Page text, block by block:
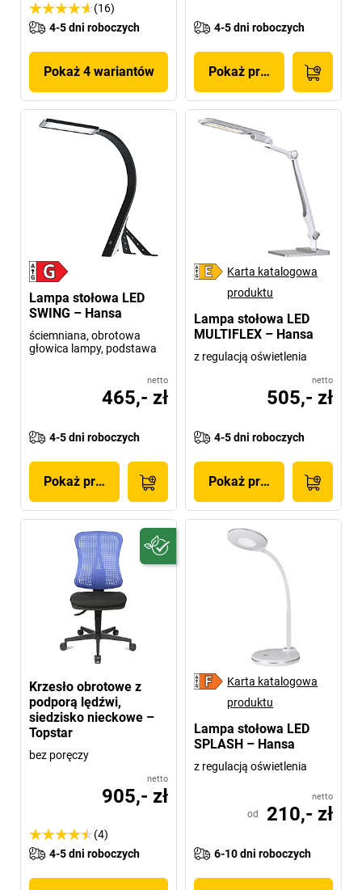
(16)
4-5 dni roboczych
Pokaż 4 wariantów
4-5 dni roboczych
Pokaż produkt
Lampa stołowa LED
SWING – Hansa
ściemniana, obrotowa
głowica lampy, podstawa
netto
465,- zł
4-5 dni roboczych
Pokaż produkt
Karta katalogowa
produktu
Lampa stołowa LED
MULTIFLEX – Hansa
z regulacją oświetlenia
netto
505,- zł
4-5 dni roboczych
Pokaż produkt
Krzesło obrotowe z
podporą lędźwi,
siedzisko nieckowe –
Topstar
bez poręczy
netto
905,- zł
(4)
4-5 dni roboczych
Karta katalogowa
produktu
Lampa stołowa LED
SPLASH – Hansa
z regulacją oświetlenia
netto
od 210,- zł
6-10 dni roboczych